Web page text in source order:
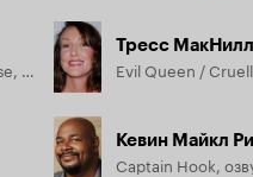
Bart Simpson / Mickey Mouse, озвучка
Тресс МакНилл
Кевин Майкл
Captain Hook,